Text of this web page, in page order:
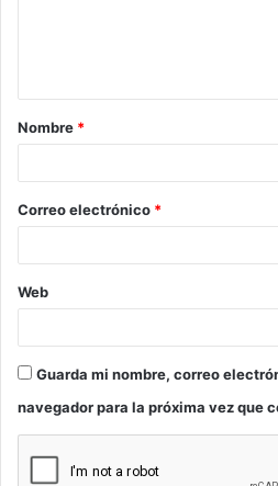
a
r
*
Nombre *
Correo electrónico *
Web
Guarda mi nombre, correo
navegador para la próxima vez que